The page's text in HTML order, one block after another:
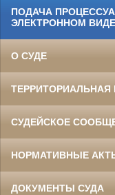
ПОДАЧА
ЭЛЕКТРОННОМ ВИДЕ
О СУДЕ
СУДЕЙСКОЕ
НОРМАТИВНЫЕ
ДОКУМЕНТЫ СУДА